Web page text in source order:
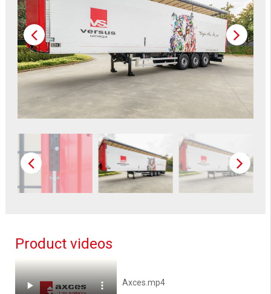
Product videos
Axces.mp4